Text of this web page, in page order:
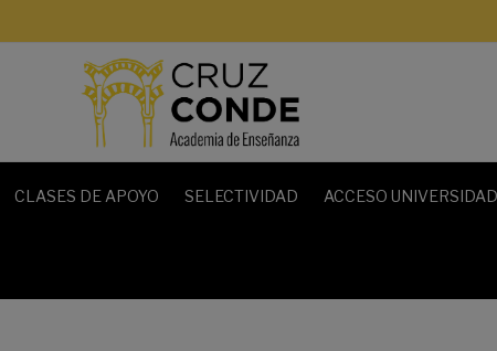
CLASES DE APOYO SELECTIVIDAD ACCESO